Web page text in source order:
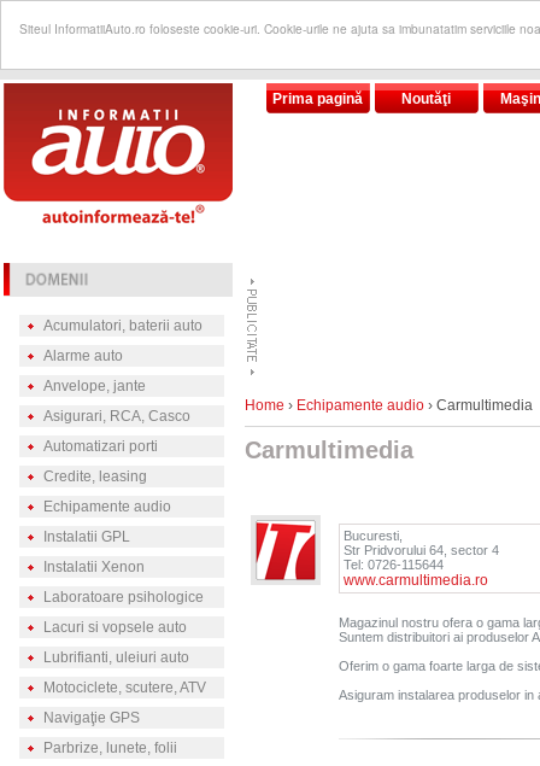
Siteul InformatiiAuto.ro foloseste cookie-uri. Cookie-urile ne ajuta sa imbunatatim serviciile
Prima pagină Noutăţi
Acumulatori, baterii auto
Alarme auto
Anvelope, jante
Asigurari, RCA, Casco
Automatizari porti
Credite, leasing
Echipamente audio
Instalatii GPL
Instalatii Xenon
Laboratoare psihologice
Lacuri si vopsele auto
Lubrifianti, uleiuri auto
Motociclete, scutere, ATV
Navigaţie GPS
Parbrize, lunete, folii
Home › Echipamente audio › Carmultimedia
Carmultimedia
Bucuresti,
Str Pridvorului 64, sector 4
Tel: 0726-115644
www.carmultimedia.ro
Magazinul nostru ofera o gama
Suntem distribuitori ai produselor
Oferim o gama foarte larga de
Asiguram instalarea produselor in